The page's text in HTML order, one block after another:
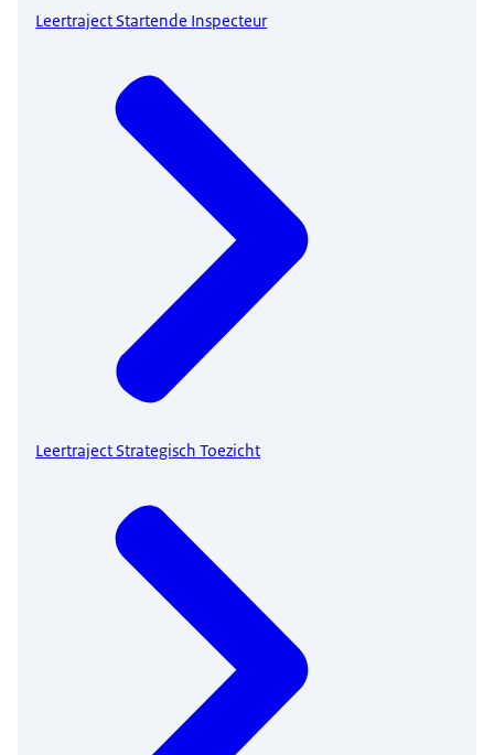
Leertraject Startende Inspecteur
Leertraject Strategisch Toezicht